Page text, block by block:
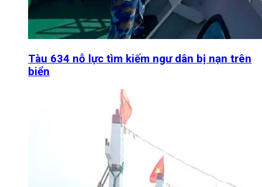
Tàu 634 nỗ lực tìm kiếm ngư dân bị nạn trên
biển